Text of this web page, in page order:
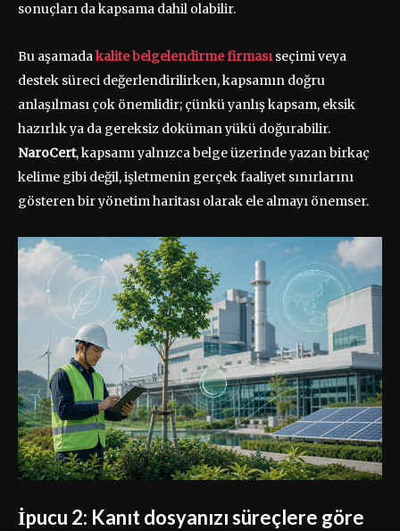
sonuçları da kapsama dahil olabilir.
Bu aşamadakalite belgelendirme firmasıseçimi veya
destek süreci değerlendirilirken, kapsamın doğru
anlaşılması çok önemlidir; çünkü yanlış kapsam, eksik
hazırlık ya da gereksiz doküman yükü doğurabilir.
NaroCert, kapsamı yalnızca belge üzerinde yazan birkaç
kelime gibi değil, işletmenin gerçek faaliyet sınırlarını
gösteren bir yönetim haritası olarak ele almayı önemser.
İpucu 2: Kanıt dosyanızı süreçlere göre